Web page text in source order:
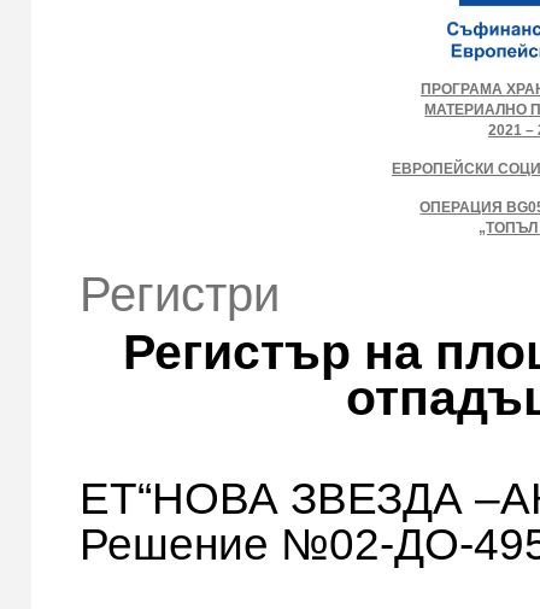
ПРОГРАМА
МАТЕРИАЛНО
2021 –
ЕВРОПЕЙСКИ
ОПЕРАЦИЯ
Регистри
Регистър на
ЕТ“НОВА ЗВЕЗДА
Решение №02-ДО-